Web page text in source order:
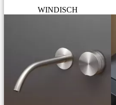
WINDISCH